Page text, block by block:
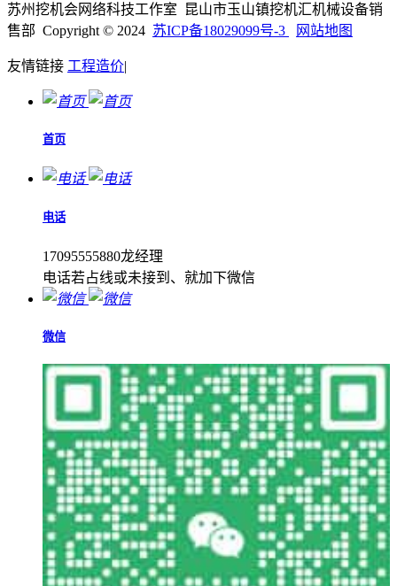
苏州挖机会网络科技工作室 昆山市玉山镇挖机汇机械设备销
售部 Copyright © 2024 苏ICP备18029099号-3 网站地图
友情链接 工程造价|
首页
电话
17095555880龙经理
电话若占线或未接到、就加下微信
微信